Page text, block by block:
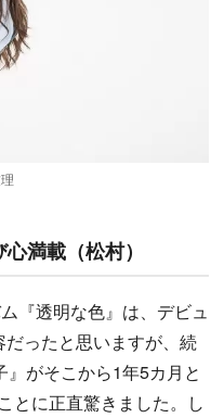
満載（松村）
『透明な色』は、デビュ
ったと思いますが、続
』がそこから1年5カ月と
とに正直驚きました。し